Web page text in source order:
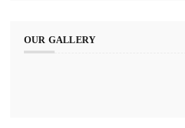
OUR GALLERY